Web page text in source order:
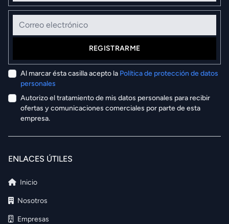
Correo electrónico
REGISTRARME
Al marcar ésta casilla acepto la Política de protección de datos
personales
Autorizo el tratamiento de mis datos personales para recibir
ofertas y comunicaciones comerciales por parte de esta
empresa.
ENLACES ÚTILES
Inicio
Nosotros
Empresas